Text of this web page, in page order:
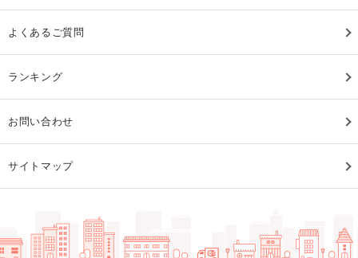
よくあるご質問
ランキング
お問い合わせ
サイトマップ